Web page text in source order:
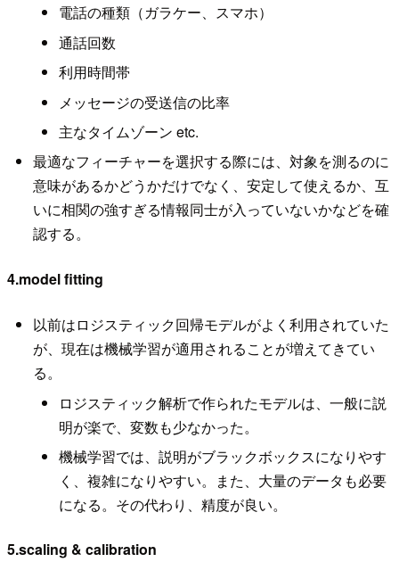
電話の種類（ガラケー、スマホ）
通話回数
利用時間帯
メッセージの受送信の比率
主なタイムゾーン etc.
最適なフィーチャーを選択する際には、対象を測るのに
意味があるかどうかだけでなく、安定して使えるか、互
いに相関の強すぎる情報同士が入っていないかなどを確
認する。
4.model fitting
以前はロジスティック回帰モデルがよく利用されていた
が、現在は機械学習が適用されることが増えてきてい
る。
ロジスティック解析で作られたモデルは、一般に説
明が楽で、変数も少なかった。
機械学習では、説明がブラックボックスになりやす
く、複雑になりやすい。また、大量のデータも必要
になる。その代わり、精度が良い。
5.scaling & calibration